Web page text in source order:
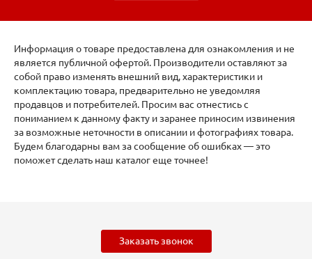
Информация о товаре предоставлена для ознакомления и не
является публичной офертой. Производители оставляют за
собой право изменять внешний вид, характеристики и
комплектацию товара, предварительно не уведомляя
продавцов и потребителей. Просим вас отнестись с
пониманием к данному факту и заранее приносим извинения
за возможные неточности в описании и фотографиях товара.
Будем благодарны вам за сообщение об ошибках — это
поможет сделать наш каталог еще точнее!
Заказать звонок